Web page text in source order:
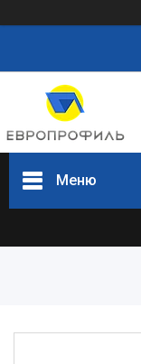
Меню